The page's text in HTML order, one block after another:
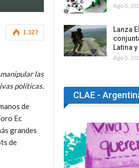
1.327
las
políticas.
de
Ec
grandes
de
Ago 5,
Lanza
Latina
Ago 5,
CLAE -